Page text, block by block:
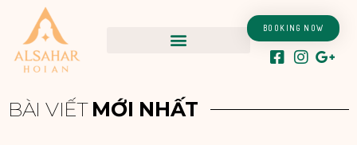
dung
BOOKING NOW
BÀI VIẾT MỚI NHẤT